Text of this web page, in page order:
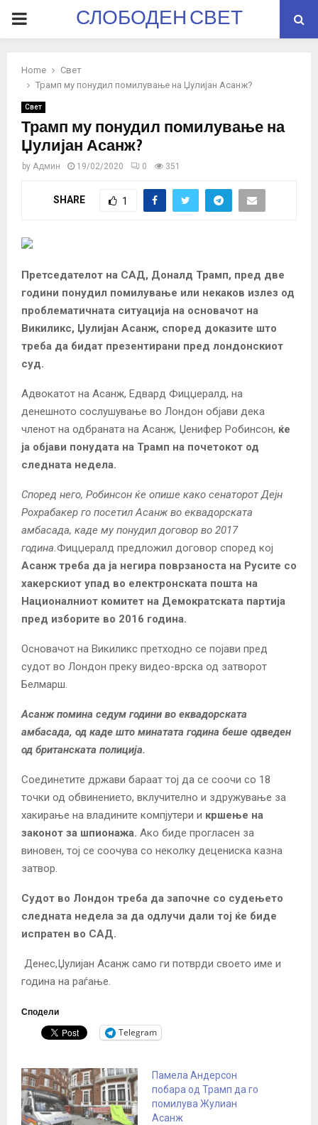
PRIMARYСЛОБОДЕН СВЕТ
Home
Свет
Трамп му понудил помилување на Џулијан Асанж?
Свет
Трамп му понудил помилување на
Џулијан Асанж?
by Админ 19/02/2020 0 351
SHARE 1
Претседателот на САД, Доналд Трамп, пред две
години понудил помилување или некаков излез од
проблематичната ситуација на основачот на
Викиликс, Џулијан Асанж, според доказите што
треба да бидат презентирани пред лондонскиот
суд.
Адвокатот на Асанж, Едвард Фицџералд, на
денешното сослушување во Лондон објави дека
членот на одбраната на Асанж, Џенифер Робинсон, ќе
ја објави понудата на Трамп на почетокот од
следната недела.
Според него, Робинсон ќе опише како сенаторот Дејн
Рохрабакер го посетил Асанж во еквадорската
амбасада, каде му понудил договор во 2017
година. Фицџералд предложил договор според кој
Асанж треба да ја негира поврзаноста на Русите со
хакерскиот упад во електронската пошта на
Националниот комитет на Демократската партија
пред изборите во 2016 година.
Основачот на Викиликс претходно се појави пред
судот во Лондон преку видео-врска од затворот
Белмарш.
Асанж помина седум години во еквадорската
амбасада, од каде што минатата година беше одведен
од британската полиција.
Соединетите држави бараат тој да се соочи со 18
точки од обвинението, вклучително и здружување за
хакирање на владините компјутери и кршење на
законот за шпионажа. Ако биде прогласен за
виновен, тој се соочува со неколку децениска казна
затвор.
Судот во Лондон треба да започне со судењето
следната недела за да одлучи дали тој ќе биде
испратен во САД.
Денес,Џулијан Асанж само ги потврди своето име и
година на раѓање.
Сподели
Telegram
Памела Андерсон
побара од Трамп да го
помилува Жулиан
Асанж